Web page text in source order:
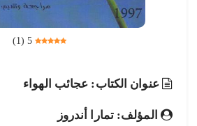
5
(
1
)
عنوان الكتاب: عجائب الهواء
المؤلف: تمارا أندروز